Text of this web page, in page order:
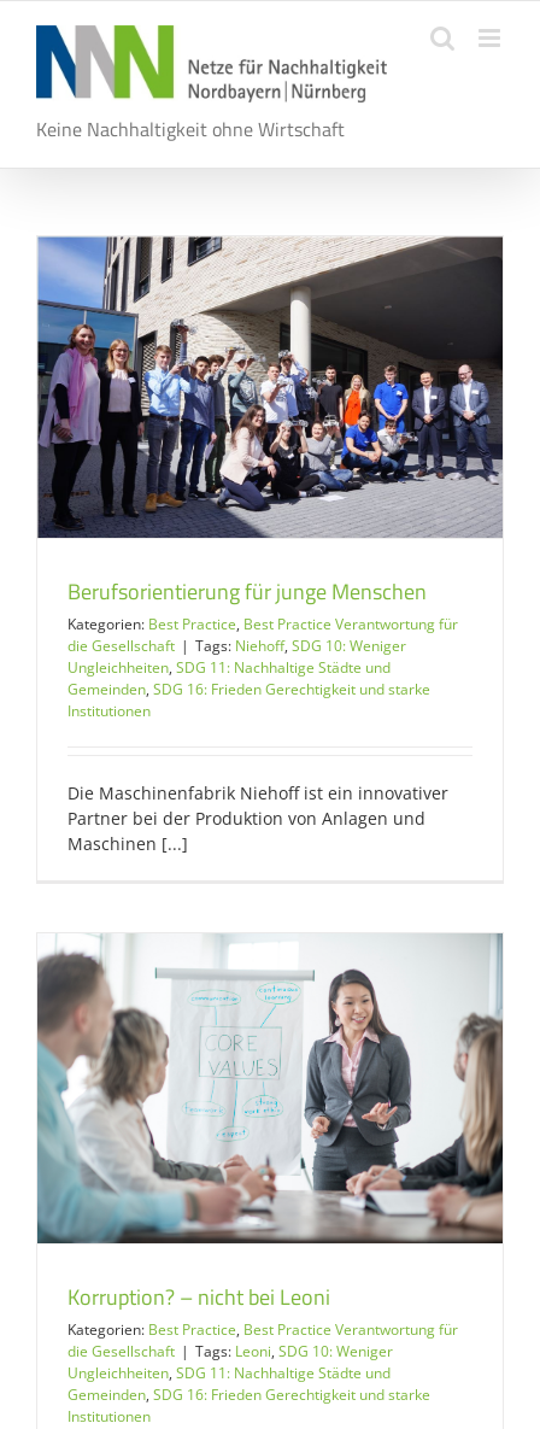
springen
Keine Nachhaltigkeit ohne Wirtschaft
Berufsorientierung für junge Menschen
Kategorien: Best Practice, Best Practice Verantwortung für
die Gesellschaft | Tags: Niehoff, SDG 10: Weniger
Ungleichheiten, SDG 11: Nachhaltige Städte und
Gemeinden, SDG 16: Frieden Gerechtigkeit und starke
Institutionen
Die Maschinenfabrik Niehoff ist ein innovativer
Partner bei der Produktion von Anlagen und
Maschinen [...]
Korruption? – nicht bei Leoni
Kategorien: Best Practice, Best Practice Verantwortung für
die Gesellschaft | Tags: Leoni, SDG 10: Weniger
Ungleichheiten, SDG 11: Nachhaltige Städte und
Gemeinden, SDG 16: Frieden Gerechtigkeit und starke
Institutionen